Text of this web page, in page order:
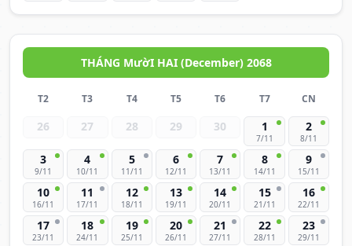
THÁNG MườI HAI (December) 2068
T2 T3 T4 T5 T6 T7 CN
26 27 28 29 30 1
7/11
2
8/11
3
9/11
4
10/11
5
11/11
6
12/11
7
13/11
8
14/11
9
15/11
10
16/11
11
17/11
12
18/11
13
19/11
14
20/11
15
21/11
16
22/11
17
23/11
18
24/11
19
25/11
20
26/11
21
27/11
22
28/11
23
29/11